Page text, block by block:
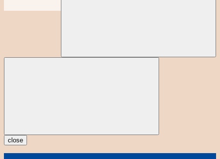
close